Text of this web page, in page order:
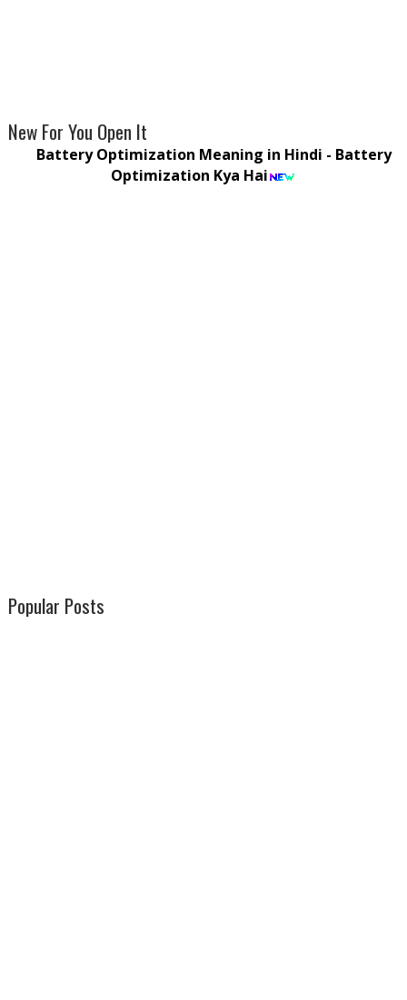
New For You Open It
Battery Optimization Meaning in Hindi - Battery
Optimization Kya Hai
Popular Posts